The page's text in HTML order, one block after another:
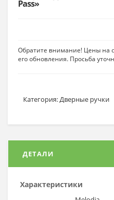
Pass»
Обратите внимание! Цены на
его обновления. Просьба
Категория:Дверные ручки
ДЕТАЛИ
Характеристики